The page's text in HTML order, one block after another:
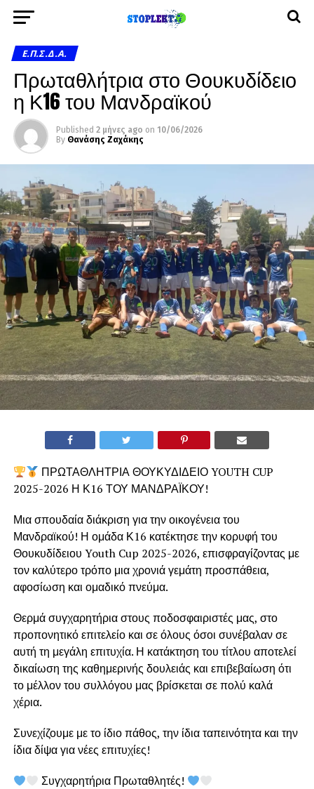
Ε.Π.Σ.Δ.Α.
Πρωταθλήτρια στο Θουκυδίδειο
η Κ16 του Μανδραϊκού
Published 2 μήνες ago on 10/06/2026
By Θανάσης Ζαχάκης
ΠΡΩΤΑΘΛΗΤΡΙΑ ΘΟΥΚΥΔΙΔΕΙΟ YOUTH CUP
2025-2026 Η Κ16 ΤΟΥ ΜΑΝΔΡΑΪΚΟΥ!
Μια σπουδαία διάκριση για την οικογένεια του
Μανδραϊκού! Η ομάδα Κ16 κατέκτησε την κορυφή του
Θουκυδίδειου Youth Cup 2025-2026, επισφραγίζοντας με
τον καλύτερο τρόπο μια χρονιά γεμάτη προσπάθεια,
αφοσίωση και ομαδικό πνεύμα.
Θερμά συγχαρητήρια στους ποδοσφαιριστές μας, στο
προπονητικό επιτελείο και σε όλους όσοι συνέβαλαν σε
αυτή τη μεγάλη επιτυχία. Η κατάκτηση του τίτλου αποτελεί
δικαίωση της καθημερινής δουλειάς και επιβεβαίωση ότι
το μέλλον του συλλόγου μας βρίσκεται σε πολύ καλά
χέρια.
Συνεχίζουμε με το ίδιο πάθος, την ίδια ταπεινότητα και την
ίδια δίψα για νέες επιτυχίες!
Συγχαρητήρια Πρωταθλητές!